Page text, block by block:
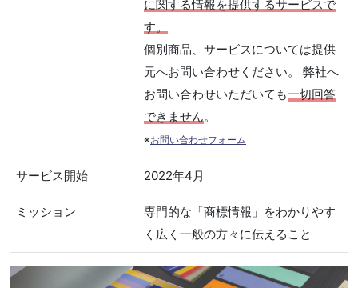
に関する情報を提供するサービスで
す。
個別商品、サービスについては提供
元へお問い合わせください。 弊社へ
お問い合わせいただいても一切回答
できません。
※お問い合わせフォーム
サービス開始 2022年4月
ミッション
専門的な「商標情報」をわかりやす
く広く一般の方々に伝えること